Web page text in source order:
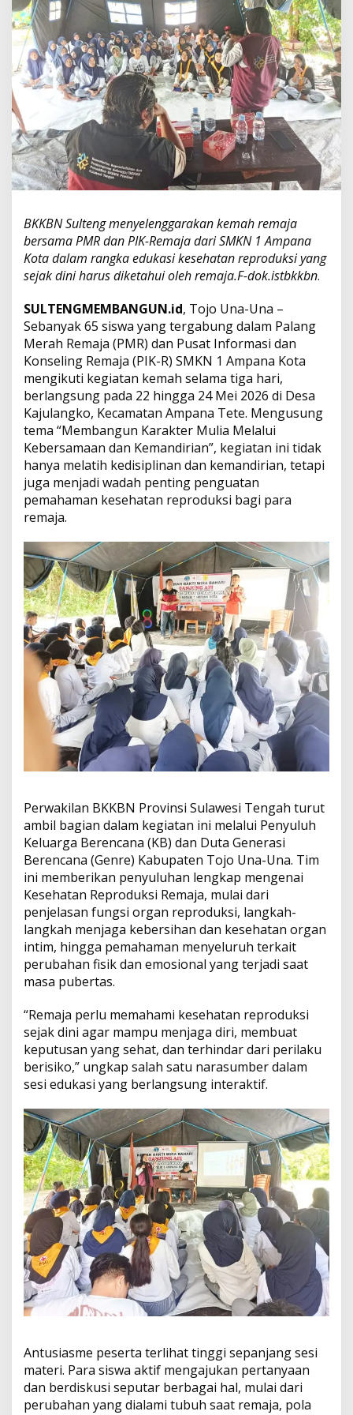
m
p
a
n
a
K
o
t
a
:
a
u
n
K
a
r
k
t
e
r
S
e
k
a
l
i
g
u
s
P
e
u
t
E
d
u
k
a
s
i
K
s
e
h
a
n
R
e
p
o
u
k
s
i
BKKBN Sulteng menyelenggarakan kemah remaja
bersama PMR dan PIK-Remaja dari SMKN 1 Ampana
Kota dalam rangka edukasi kesehatan reproduksi yang
sejak dini harus diketahui oleh remaja.F-dok.istbkkbn.
SULTENGMEMBANGUN.id, Tojo Una-Una –
Sebanyak 65 siswa yang tergabung dalam Palang
Merah Remaja (PMR) dan Pusat Informasi dan
Konseling Remaja (PIK-R) SMKN 1 Ampana Kota
mengikuti kegiatan kemah selama tiga hari,
berlangsung pada 22 hingga 24 Mei 2026 di Desa
Kajulangko, Kecamatan Ampana Tete. Mengusung
tema “Membangun Karakter Mulia Melalui
Kebersamaan dan Kemandirian”, kegiatan ini tidak
hanya melatih kedisiplinan dan kemandirian, tetapi
juga menjadi wadah penting penguatan
pemahaman kesehatan reproduksi bagi para
remaja.
Perwakilan BKKBN Provinsi Sulawesi Tengah turut
ambil bagian dalam kegiatan ini melalui Penyuluh
Keluarga Berencana (KB) dan Duta Generasi
Berencana (Genre) Kabupaten Tojo Una-Una. Tim
ini memberikan penyuluhan lengkap mengenai
Kesehatan Reproduksi Remaja, mulai dari
penjelasan fungsi organ reproduksi, langkah-
langkah menjaga kebersihan dan kesehatan organ
intim, hingga pemahaman menyeluruh terkait
perubahan fisik dan emosional yang terjadi saat
masa pubertas.
“Remaja perlu memahami kesehatan reproduksi
sejak dini agar mampu menjaga diri, membuat
keputusan yang sehat, dan terhindar dari perilaku
berisiko,” ungkap salah satu narasumber dalam
sesi edukasi yang berlangsung interaktif.
Antusiasme peserta terlihat tinggi sepanjang sesi
materi. Para siswa aktif mengajukan pertanyaan
dan berdiskusi seputar berbagai hal, mulai dari
perubahan yang dialami tubuh saat remaja, pola